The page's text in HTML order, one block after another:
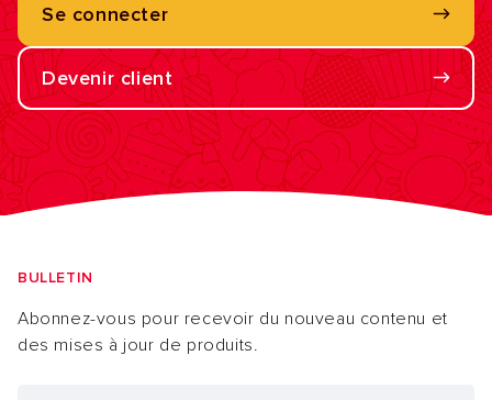
Se connecter
Devenir client
BULLETIN
Abonnez-vous pour recevoir du nouveau contenu et
des mises à jour de produits.